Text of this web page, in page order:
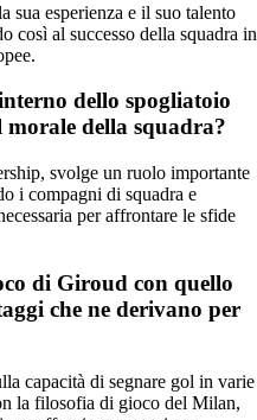
sua esperienza e il suo talento
così al successo della squadra in
dello spogliatoio
della squadra?
svolge un ruolo importante
i compagni di squadra e
per affrontare le sfide
di Giroud con quello
che ne derivano per
capacità di segnare gol in varie
la filosofia di gioco del Milan,